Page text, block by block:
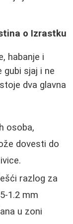
o Izrastku
habanje i
gubi sjaj i ne
dva glavna
osoba,
dovesti do
razlog za
1.2 mm
u zoni